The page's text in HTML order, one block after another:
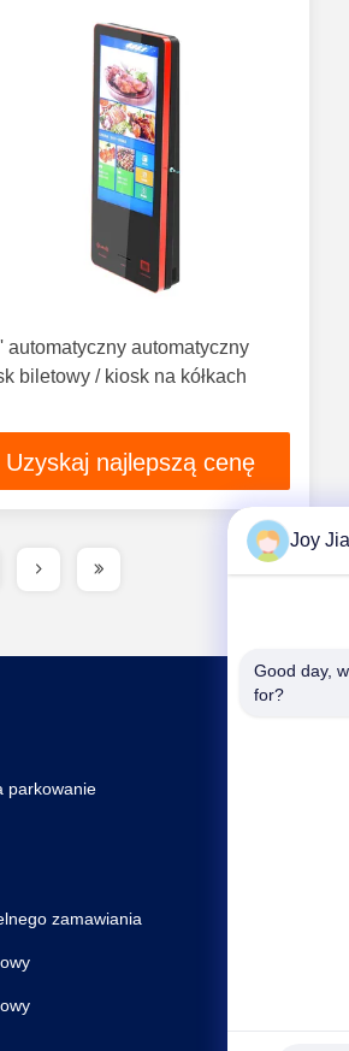
automatyczny automatyczny
biletowy / kiosk na kółkach
Uzyskaj najlepszą cenę
parkowanie
zamawiania
Joy
Good day,
for?